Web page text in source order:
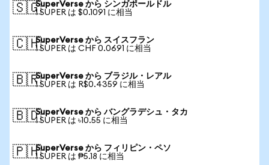
🇸🇬SuperVerse から シンガポールドル
1 SUPER は $0.1091 に相当
🇨🇭SuperVerse から スイスフラン
1 SUPER は CHF 0.0691 に相当
🇧🇷SuperVerse から ブラジル・レアル
1 SUPER は R$0.4359 に相当
🇧🇩SuperVerse から バングラデシュ・タカ
1 SUPER は ৳10.55 に相当
🇵🇭SuperVerse から フィリピン・ペソ
1 SUPER は ₱5.18 に相当